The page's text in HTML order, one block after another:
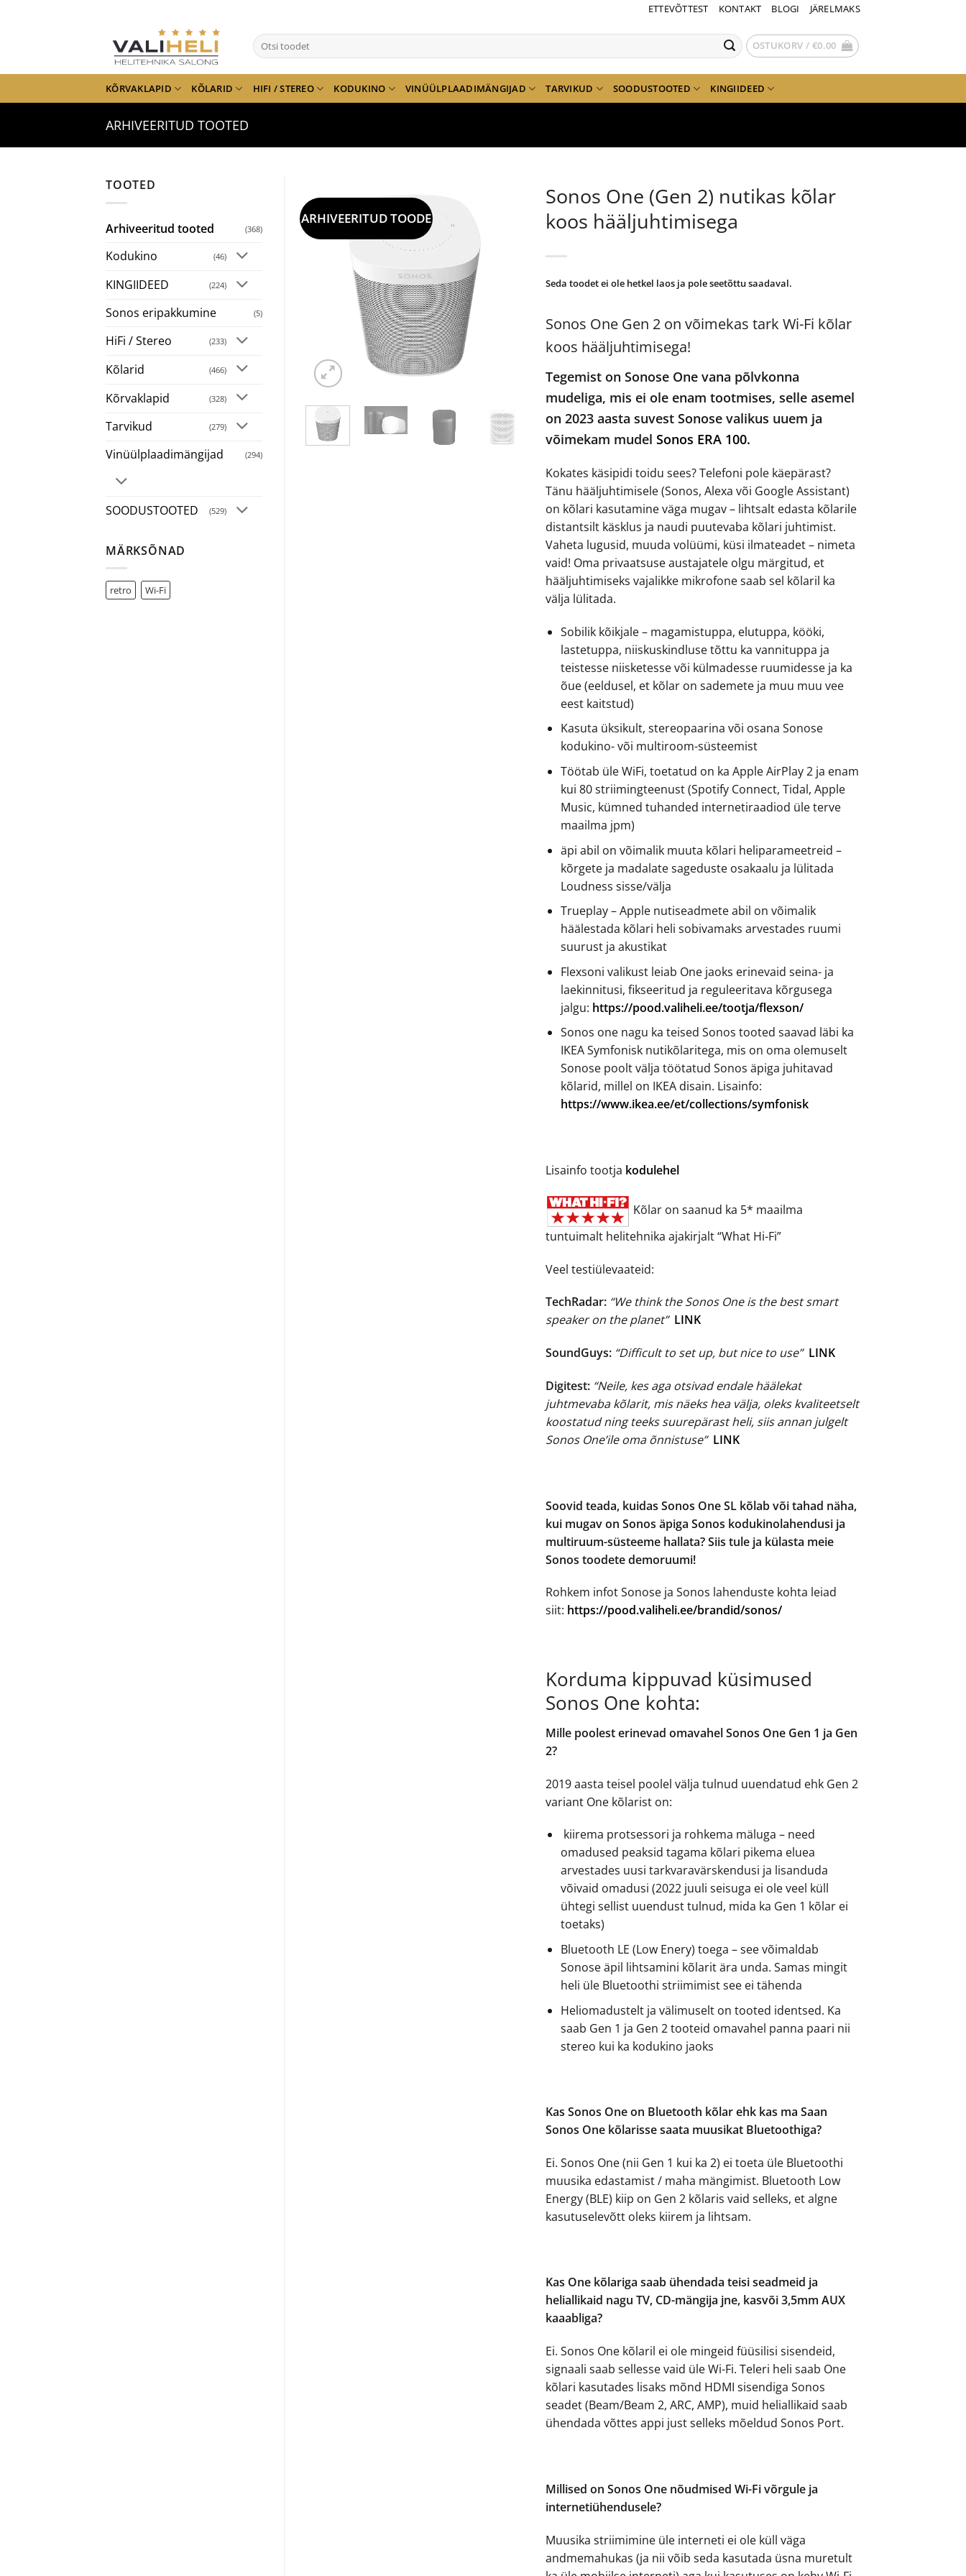
ETTEVÕTTEST KONTAKT BLOGI JÄRELMAKS
Otsi: OSTUKORV / €0.00
KÕRVAKLAPID KÕLARID HIFI / STEREO KODUKINO VINÜÜLPLAADIMÄNGIJAD TARVIKUD SOODUSTOOTED KINGIIDEED
ARHIVEERITUD TOOTED
TOOTED
Arhiveeritud tooted (368)
Kodukino (46)
KINGIIDEED (224)
Sonos eripakkumine (5)
HiFi / Stereo (233)
Kõlarid (466)
Kõrvaklapid (328)
Tarvikud (279)
Vinüülplaadimängijad (294)
SOODUSTOOTED (529)
MÄRKSÕNAD
retro Wi-Fi
ARHIVEERITUD TOODE
Sonos One (Gen 2) nutikas kõlar
koos hääljuhtimisega
Sonos One Gen 2 on võimekas tark Wi-Fi kõlar
koos hääljuhtimisega!
Tegemist on Sonose One vana põlvkonna
mudeliga, mis ei ole enam tootmises, selle asemel
on 2023 aasta suvest Sonose valikus uuem ja
võimekam mudelSonos ERA 100.
Kokates käsipidi toidu sees? Telefoni pole käepärast?
Tänu hääljuhtimisele (Sonos, Alexa või Google Assistant)
on kõlari kasutamine väga mugav – lihtsalt edasta kõlarile
distantsilt käsklus ja naudi puutevaba kõlari juhtimist.
Vaheta lugusid, muuda volüümi, küsi ilmateadet – nimeta
vaid! Oma privaatsuse austajatele olgu märgitud, et
hääljuhtimiseks vajalikke mikrofone saab sel kõlaril ka
välja lülitada.
Sobilik kõikjale – magamistuppa, elutuppa, kööki,
lastetuppa, niiskuskindluse tõttu ka vannituppa ja
teistesse niisketesse või külmadesse ruumidesse ja ka
õue (eeldusel, et kõlar on sademete ja muu muu vee
eest kaitstud)
Kasuta üksikult, stereopaarina või osana Sonose
kodukino- või multiroom-süsteemist
Töötab üle WiFi, toetatud on ka Apple AirPlay 2 ja enam
kui 80 striimingteenust (Spotify Connect, Tidal, Apple
Music, kümned tuhanded internetiraadiod üle terve
maailma jpm)
äpi abil on võimalik muuta kõlari heliparameetreid –
kõrgete ja madalate sageduste osakaalu ja lülitada
Loudness sisse/välja
Trueplay – Apple nutiseadmete abil on võimalik
häälestada kõlari heli sobivamaks arvestades ruumi
suurust ja akustikat
Flexsoni valikust leiab One jaoks erinevaid seina- ja
laekinnitusi, fikseeritud ja reguleeritava kõrgusega
jalgu: https://pood.valiheli.ee/tootja/flexson/
Sonos one nagu ka teised Sonos tooted saavad läbi ka
IKEA Symfonisk nutikõlaritega, mis on oma olemuselt
Sonose poolt välja töötatud Sonos äpiga juhitavad
kõlarid, millel on IKEA disain. Lisainfo:
https://www.ikea.ee/et/collections/symfonisk
Lisainfo tootja kodulehel
Kõlar on saanud ka 5* maailma
tuntuimalt helitehnika ajakirjalt “What Hi-Fi”
Veel testiülevaateid:
TechRadar: “We think the Sonos One is the best smart
speaker on the planet” LINK
SoundGuys: “Difficult to set up, but nice to use” LINK
Digitest: “Neile, kes aga otsivad endale häälekat
juhtmevaba kõlarit, mis näeks hea välja, oleks kvaliteetselt
koostatud ning teeks suurepärast heli, siis annan julgelt
Sonos One’ile oma õnnistuse” LINK
Soovid teada, kuidas Sonos One SL kõlab või tahad näha,
kui mugav on Sonos äpiga Sonos kodukinolahendusi ja
multiruum-süsteeme hallata? Siis tule ja külasta meie
Sonos toodete demoruumi!
Rohkem infot Sonose ja Sonos lahenduste kohta leiad
siit: https://pood.valiheli.ee/brandid/sonos/
Korduma kippuvad küsimused
Sonos One kohta:
Mille poolest erinevad omavahel Sonos One Gen 1 ja Gen
2?
2019 aasta teisel poolel välja tulnud uuendatud ehk Gen 2
variant One kõlarist on:
kiirema protsessori ja rohkema mäluga – need
omadused peaksid tagama kõlari pikema eluea
arvestades uusi tarkvaravärskendusi ja lisanduda
võivaid omadusi (2022 juuli seisuga ei ole veel küll
ühtegi sellist uuendust tulnud, mida ka Gen 1 kõlar ei
toetaks)
Bluetooth LE (Low Enery) toega – see võimaldab
Sonose äpil lihtsamini kõlarit ära unda. Samas mingit
heli üle Bluetoothi striimimist see ei tähenda
Heliomadustelt ja välimuselt on tooted identsed. Ka
saab Gen 1 ja Gen 2 tooteid omavahel panna paari nii
stereo kui ka kodukino jaoks
Kas Sonos One on Bluetooth kõlar ehk kas ma Saan
Sonos One kõlarisse saata muusikat Bluetoothiga?
Ei. Sonos One (nii Gen 1 kui ka 2) ei toeta üle Bluetoothi
muusika edastamist / maha mängimist. Bluetooth Low
Energy (BLE) kiip on Gen 2 kõlaris vaid selleks, et algne
kasutuselevõtt oleks kiirem ja lihtsam.
Kas One kõlariga saab ühendada teisi seadmeid ja
heliallikaid nagu TV, CD-mängija jne, kasvõi 3,5mm AUX
kaaabliga?
Ei. Sonos One kõlaril ei ole mingeid füüsilisi sisendeid,
signaali saab sellesse vaid üle Wi-Fi. Teleri heli saab One
kõlari kasutades lisaks mõnd HDMI sisendiga Sonos
seadet (Beam/Beam 2, ARC, AMP), muid heliallikaid saab
ühendada võttes appi just selleks mõeldud Sonos Port.
Millised on Sonos One nõudmised Wi-Fi võrgule ja
internetiühendusele?
Muusika striimimine üle interneti ei ole küll väga
andmemahukas (ja nii võib seda kasutada üsna muretult
Seda toodet ei ole hetkel laos ja pole seetõttu saadaval.